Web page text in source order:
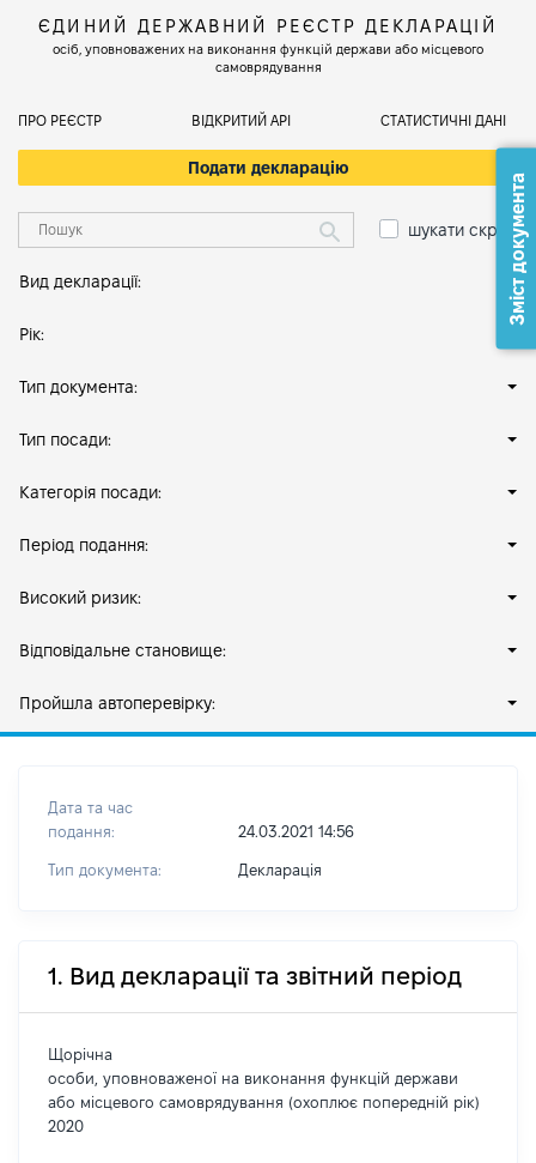
ЄДИНИЙ ДЕРЖАВНИЙ РЕЄСТР ДЕКЛАРАЦІЙ
осіб, уповноважених на виконання функцій держави або місцевого
самоврядування
ПРО РЕЄСТР ВІДКРИТИЙ АРІ СТАТИСТИЧНІ ДАНІ
Подати декларацію
шукати скрізь
Вид декларації:
Рік:
Тип документа:
Тип посади:
Категорія посади:
Період подання:
Високий ризик:
Відповідальне становище:
Пройшла автоперевірку:
Дата та час
подання:
24.03.2021 14:56
Тип документа: Декларація
1. Вид декларації та звітний період
Щорічна
особи, уповноваженої на виконання функцій держави
або місцевого самоврядування (охоплює попередній рік)
2020
Зміст документа